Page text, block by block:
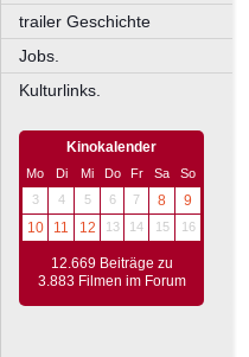
trailer Geschichte
Jobs.
Kulturlinks.
Kinokalender
Mo Di Mi Do Fr Sa
So
3
4 5 6 7 8
9
10
11 12 13 14 15 16
12.669 Beiträge zu
3.883 Filmen im Forum